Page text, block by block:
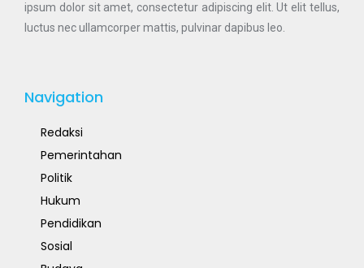
ipsum dolor sit amet, consectetur adipiscing elit. Ut elit tellus,
luctus nec ullamcorper mattis, pulvinar dapibus leo.
Navigation
Redaksi
Pemerintahan
Politik
Hukum
Pendidikan
Sosial